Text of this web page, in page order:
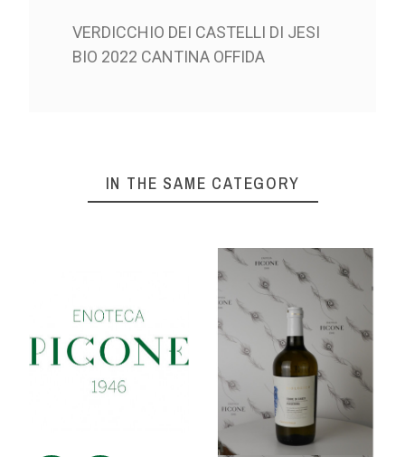
VERDICCHIO DEI CASTELLI DI JESI
BIO 2022 CANTINA OFFIDA
IN THE SAME CATEGORY